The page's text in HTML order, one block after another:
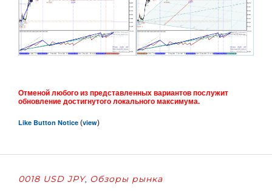
Отменой любого из представленных вариантов послужит
обновление достигнутого локального максимума.
Like Button Notice (view)
0018 USD JPY, Обзоры рынка